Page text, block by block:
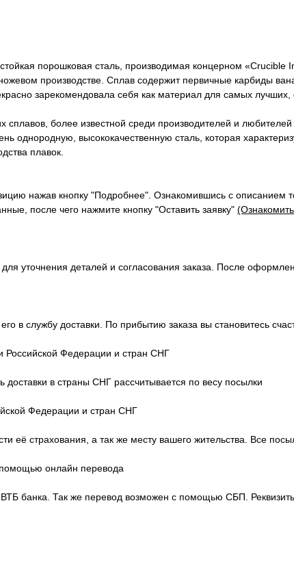
порошковая сталь, производимая концерном
производстве. Сплав содержит первичные карбиды
зарекомендовала себя как материал для самых
сплавов, более известной среди производителей и
однородную, высококачественную сталь, которая
плавок.
нажав кнопку "Подробнее". Ознакомившись с описанием
после чего нажмите кнопку "Оставить заявку"
уточнения деталей и согласования заказа. После
в службу доставки. По прибытию заказа вы становитесь
Российской Федерации и стран СНГ
в страны СНГ рассчитывается по весу посылки
Федерации и стран СНГ
её страхования, а так же месту вашего жительства. Все
помощью онлайн перевода
банка. Так же перевод возможен с помощью СБП.